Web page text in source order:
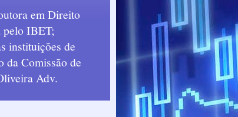
em Direito
pelo IBET;
instituições de
da Comissão de
Adv.